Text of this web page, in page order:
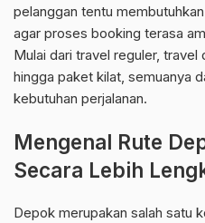
pelanggan tentu
agar proses booking terasa
Mulai dari travel reguler,
hingga paket kilat, semuanya
kebutuhan perjalanan.
Mengenal Rute
Secara Lebih
Depok merupakan salah satu